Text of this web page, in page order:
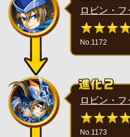
ロビン・フ
No.1172
ロビン・フ
No.1173